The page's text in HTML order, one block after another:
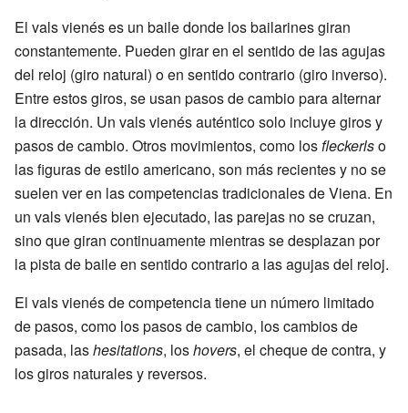
El vals vienés es un baile donde los bailarines giran
constantemente. Pueden girar en el sentido de las agujas
del reloj (giro natural) o en sentido contrario (giro inverso).
Entre estos giros, se usan pasos de cambio para alternar
la dirección. Un vals vienés auténtico solo incluye giros y
pasos de cambio. Otros movimientos, como los fleckerlso
las figuras de estilo americano, son más recientes y no se
suelen ver en las competencias tradicionales de Viena. En
un vals vienés bien ejecutado, las parejas no se cruzan,
sino que giran continuamente mientras se desplazan por
la pista de baile en sentido contrario a las agujas del reloj.
El vals vienés de competencia tiene un número limitado
de pasos, como los pasos de cambio, los cambios de
pasada, lashesitations, loshovers, el cheque de contra, y
los giros naturales y reversos.